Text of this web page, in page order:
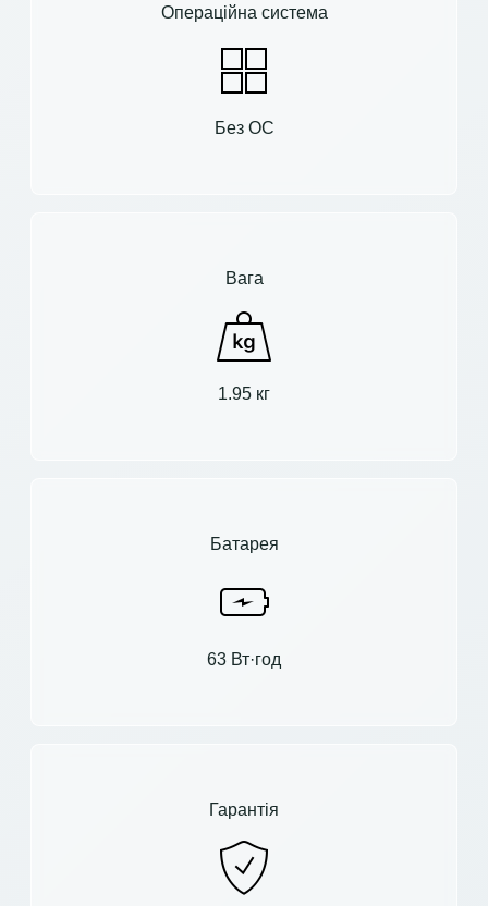
Операційна система
Без ОС
Вага
1.95 кг
Батарея
63 Вт·год
Гарантія